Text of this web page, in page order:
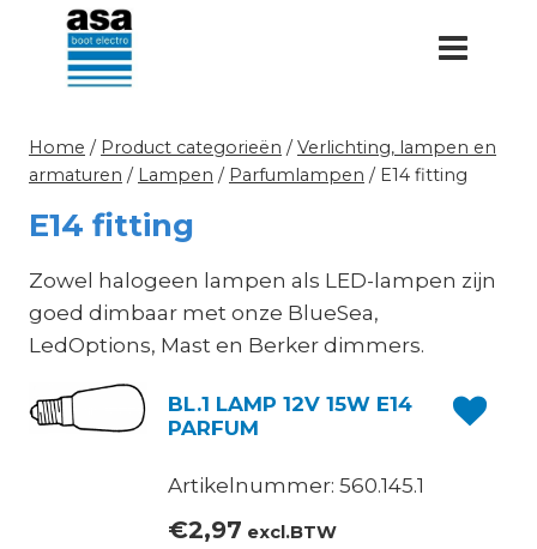
Doorgaan
inhoud
Home / Product categorieën / Verlichting, lampen en
armaturen / Lampen / Parfumlampen / E14 fitting
E14 fitting
Zowel halogeen lampen als LED-lampen zijn
goed dimbaar met onze BlueSea,
LedOptions, Mast en Berker dimmers.
BL.1 LAMP 12V 15W E14
PARFUM
Artikelnummer: 560.145.1
€2,97 excl.BTW